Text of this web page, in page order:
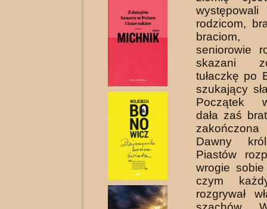
rodzicom,
braciom,
seniorowie
skazani
tułaczkę po
szukający
Początek
dała zaś
Dawny
Piastów
wrogie
czym
rozgrywał